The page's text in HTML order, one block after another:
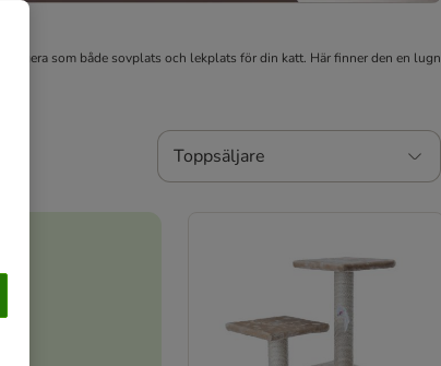
som både sovplats och lekplats för din katt. Här finner den en lugn
Toppsäljare